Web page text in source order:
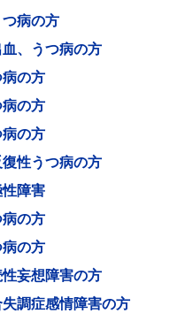
病の方
、うつ病の方
病の方
の方
の方
性うつ病の方
障害
の方
の方
妄想障害の方
調症感情障害の方